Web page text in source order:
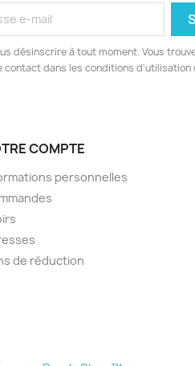
désinscrire à tout moment. Vous
contact dans les conditions d'utilisation
COMPTE
personnelles
de réduction